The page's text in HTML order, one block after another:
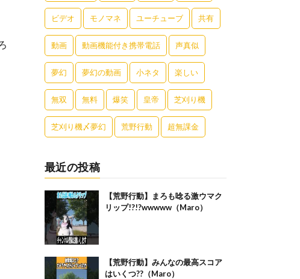
ビデオ モノマネ ユーチューブ 共有
動画 動画機能付き携帯電話 声真似
夢幻 夢幻の動画 小ネタ 楽しい
無双 無料 爆笑 皇帝 芝刈り機
芝刈り機〆夢幻 荒野行動 超無課金
最近の投稿
【荒野行動】まろも唸る激ウマク
リップ!?!?wwwww（Maro）
【荒野行動】みんなの最高スコア
はいくつ??（Maro）